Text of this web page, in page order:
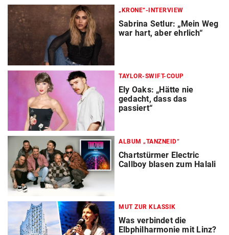
„KRONE“-INTERVIEW
Sabrina Setlur: „Mein Weg
war hart, aber ehrlich“
TAYLOR-SWIFT-COUP
Ely Oaks: „Hätte nie
gedacht, dass das
passiert“
ALBUM „TANZNEID“
Chartstürmer Electric
Callboy blasen zum Halali
MUT ZUR KLASSIK
Was verbindet die
Elbphilharmonie mit Linz?